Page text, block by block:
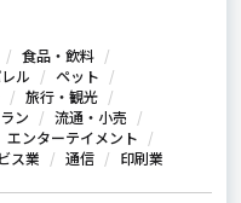
食品・飲料
ル
ペット
旅行・観光
ン
流通・小売
エンターテイメント
ス業 通信 印刷業